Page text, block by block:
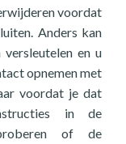
voordat
Anders kan
en u
opnemen met
voordat je dat
in de
of de